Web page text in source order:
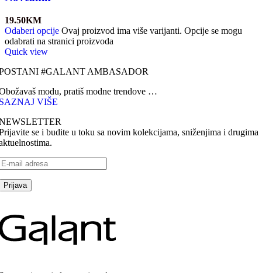
19.50KM
Odaberi opcije Ovaj proizvod ima više varijanti. Opcije se mogu
odabrati na stranici proizvoda
Quick view
#GALANT AMBASADOR
modu, pratiš modne trendove …
VIŠE
se i budite u toku sa novim kolekcijama, sniženjima i drugima